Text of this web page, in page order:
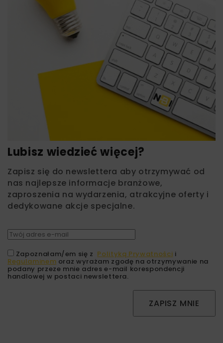
Lubisz wiedzieć więcej?
Zapisz się do newslettera aby otrzymywać od
nas najlepsze informacje branżowe,
zaproszenia na wydarzenia, atrakcyjne oferty i
dedykowane akcje specjalne.
Zapoznałam/em się z Polityką Prywatności i
Regulaminem oraz wyrażam zgodę na otrzymywanie na
podany przeze mnie adres e-mail korespondencji
handlowej w postaci newslettera.
ZAPISZ MNIE